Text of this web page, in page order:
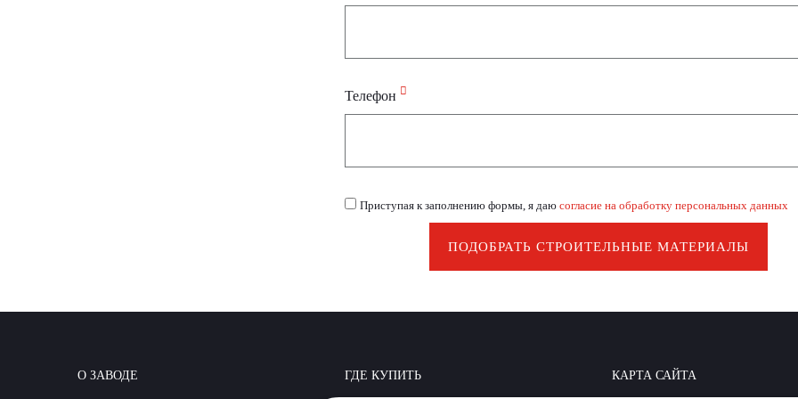
Телефон
Приступая к заполнению формы, я даю согласие на обработку персональных данных
ПОДОБРАТЬ СТРОИТЕЛЬНЫЕ МАТЕРИАЛЫ
О ЗАВОДЕ ГДЕ КУПИТЬ КАРТА САЙТА